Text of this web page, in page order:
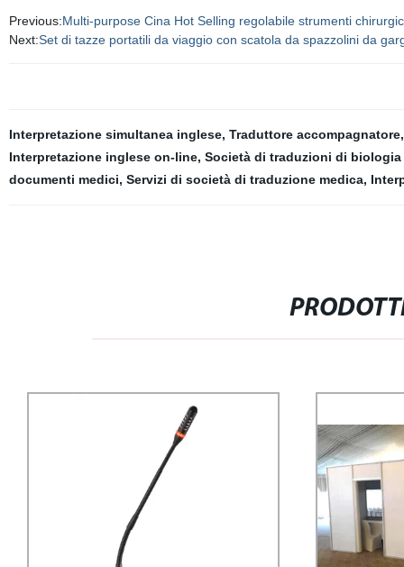
Previous:Multi-purpose Cina Hot Selling regolabile strumenti
Next:Set di tazze portatili da viaggio con scatola da spazzolini da
Interpretazione simultanea inglese, Traduttore accompagnatore
Interpretazione inglese on-line, Società di traduzioni di biologia
documenti medici, Servizi di società di traduzione medica,